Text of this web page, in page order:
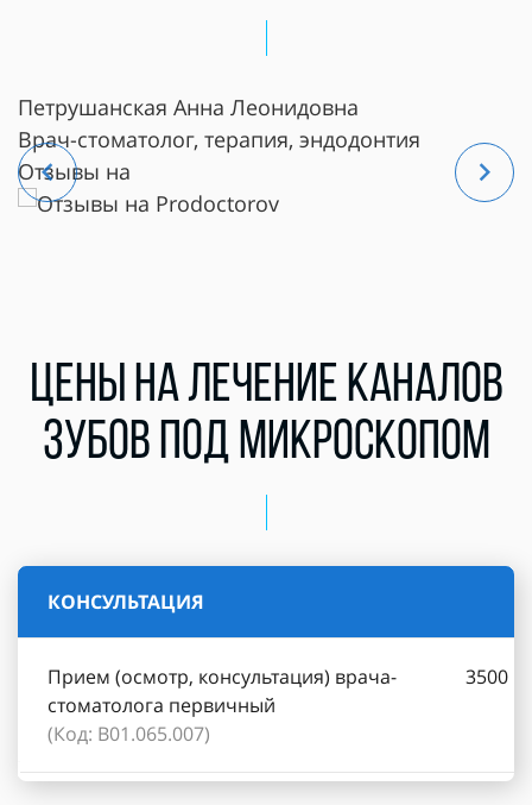
Антоненкова Екатерина Александровна
Стоматолог-гигиенист
Отзывы на
ЦЕНЫ НА ЛЕЧЕНИЕ КАНАЛОВ
ЗУБОВ ПОД МИКРОСКОПОМ
КОНСУЛЬТАЦИЯ
Прием (осмотр, консультация) врача-
стоматолога первичный
(Код: B01.065.007)
3500